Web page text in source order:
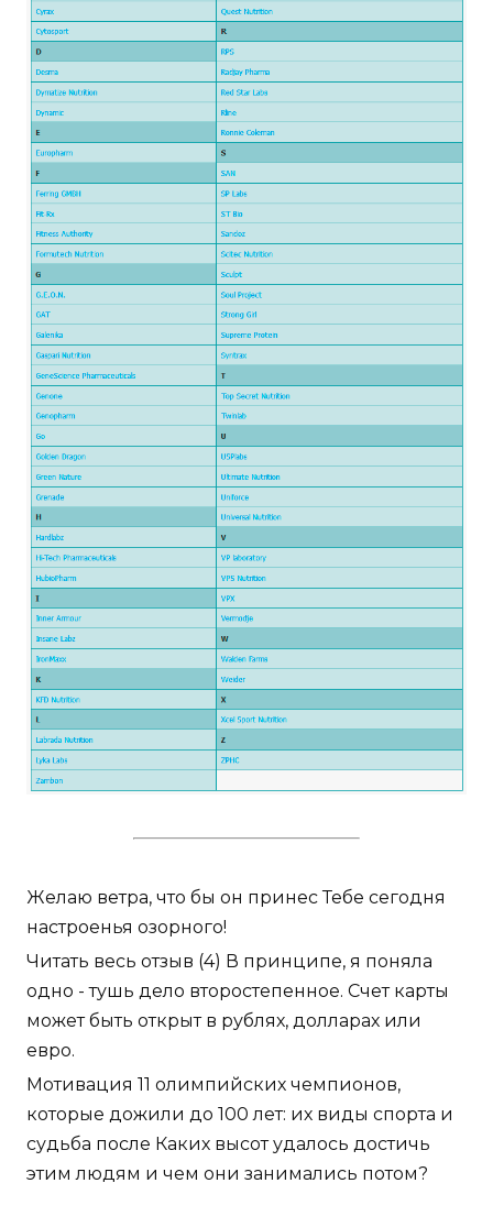
Желаю ветра, что бы он принес Тебе сегодня
настроенья озорного!
Читать весь отзыв (4) В принципе, я поняла
одно - тушь дело второстепенное. Счет карты
может быть открыт в рублях, долларах или
евро.
Мотивация 11 олимпийских чемпионов,
которые дожили до 100 лет: их виды спорта и
судьба после Каких высот удалось достичь
этим людям и чем они занимались потом?